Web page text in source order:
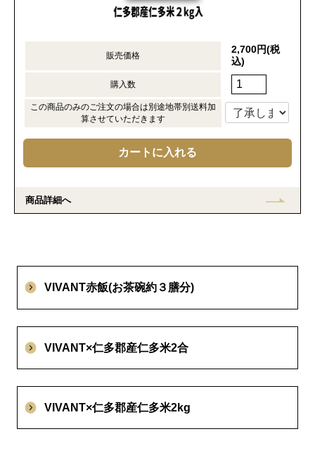
販売価格
2,700円(税
込)
購入数
この商品のみのご注文の場合は別途地帯別送料加
算させていただきます
商品詳細へ
VIVANT赤飯(お茶碗約３膳分)
VIVANT×仁多郡産仁多米2合
VIVANT×仁多郡産仁多米2kg